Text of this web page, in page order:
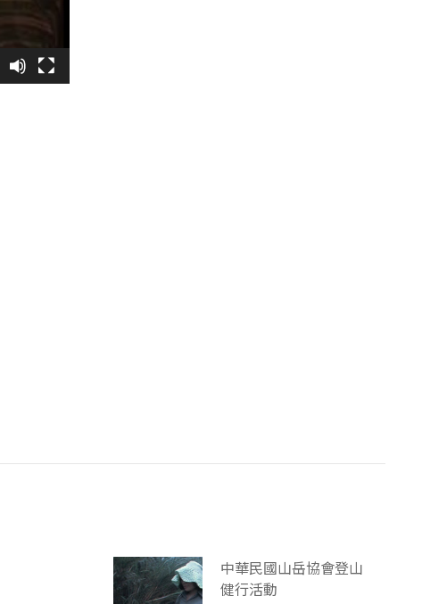
中華民國山岳協會登山
健行活動